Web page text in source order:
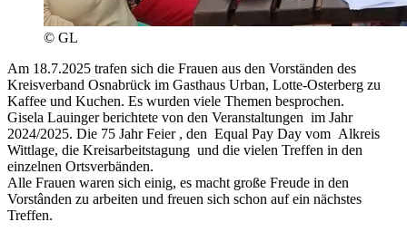
© GL
Am 18.7.2025 trafen sich die Frauen aus den Vorständen des
Kreisverband Osnabrück im Gasthaus Urban, Lotte-Osterberg zu
Kaffee und Kuchen. Es wurden viele Themen besprochen.
Gisela Lauinger berichtete von den Veranstaltungen im Jahr
2024/2025. Die 75 Jahr Feier , den Equal Pay Day vom Alkreis
Wittlage, die Kreisarbeitstagung und die vielen Treffen in den
einzelnen Ortsverbänden.
Alle Frauen waren sich einig, es macht große Freude in den
Vorstânden zu arbeiten und freuen sich schon auf ein nächstes
Treffen.